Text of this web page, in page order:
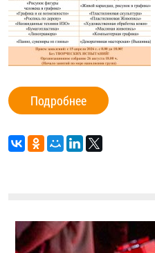
Подробнее